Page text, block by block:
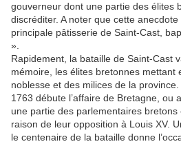
gouverneur dont une partie des élites
discréditer. A noter que cette
principale pâtisserie de Saint-Cast,
».
Rapidement, la bataille de Saint-Cast
mémoire, les élites bretonnes mettant
noblesse et des milices de la province.
1763 débute l’affaire de Bretagne, ou
une partie des parlementaires
raison de leur opposition à Louis XV.
le centenaire de la bataille donne